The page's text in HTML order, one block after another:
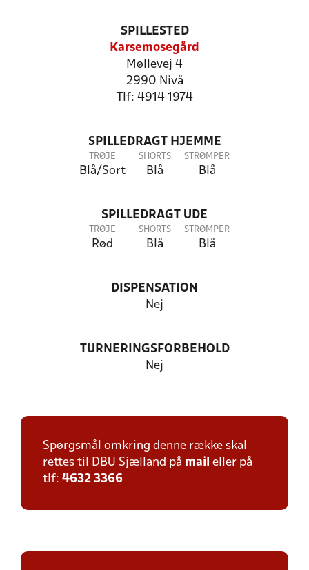
SPILLESTED
Karsemosegård
Møllevej 4
2990 Nivå
Tlf: 4914 1974
SPILLEDRAGT HJEMME
TRØJE
Blå/Sort
SHORTS
Blå
STRØMPER
Blå
SPILLEDRAGT UDE
TRØJE
Rød
SHORTS
Blå
STRØMPER
Blå
DISPENSATION
Nej
TURNERINGSFORBEHOLD
Nej
Spørgsmål omkring denne række skal
rettes til DBU Sjælland på mail eller på
tlf: 4632 3366